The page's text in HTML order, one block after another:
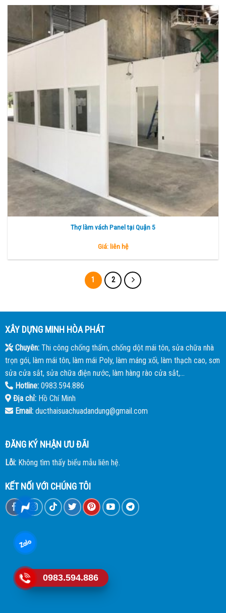
Thợ làm vách Panel tại Quận 5
Giá: liên hệ
1 2
XÂY DỰNG MINH HÒA PHÁT
Chuyên:Thi công chống thấm, chống dột mái tôn, sửa chữa nhà
trọn gói, làm mái tôn, làm mái Poly, làm máng xối, làm thạch cao, sơn
sửa cửa sắt, sửa chữa điện nước, làm hàng rào cửa sắt,...
Hotline:0983.594.886
Địa chỉ:Hồ Chí Minh
Email:ducthaisuachuadandung@gmail.com
ĐĂNG KÝ NHẬN ƯU ĐÃI
Lỗi:Không tìm thấy biểu mẫu liên hệ.
KẾT NỐI VỚI CHÚNG TÔI
0983.594.886